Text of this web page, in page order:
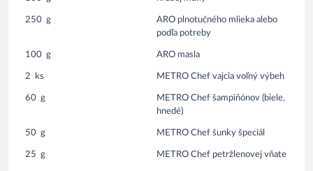
250 g
ARO plnotučného mlieka alebo
podľa potreby
100 g ARO masla
2 ks METRO Chef vajcia voľný výbeh
60 g
METRO Chef šampiňónov (biele,
hnedé)
50 g METRO Chef šunky špeciál
25 g METRO Chef petržlenovej vňate